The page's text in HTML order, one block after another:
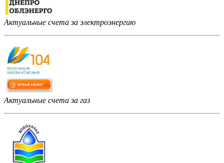
Актуальные счета за электроэнергию
Актуальные счета за газ